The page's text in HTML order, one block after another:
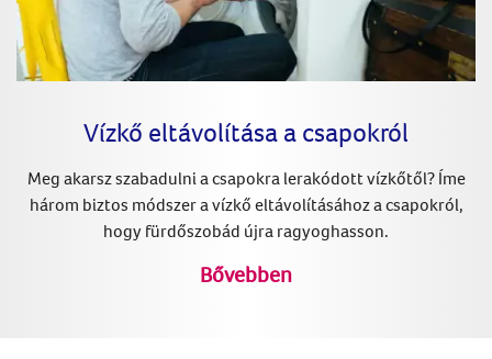
Vízkő eltávolítása a csapokról
Meg akarsz szabadulni a csapokra lerakódott vízkőtől? Íme
három biztos módszer a vízkő eltávolításához a csapokról,
hogy fürdőszobád újra ragyoghasson.
Bővebben